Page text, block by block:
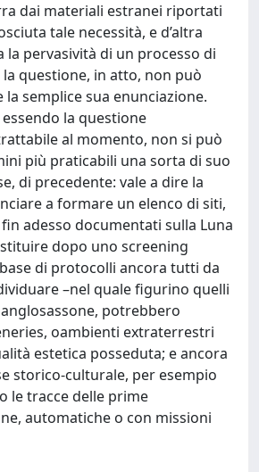
dai materiali estranei riportati
tale necessità, e d’altra
la pervasività di un processo di
questione, in atto, non può
semplice sua enunciazione.
la questione
al momento, non si può
più praticabili una sorta di suo
di precedente: vale a dire la
a formare un elenco di siti,
adesso documentati sulla Luna
dopo uno screening
di protocolli ancora tutti da
–nel quale figurino quelli
potrebbero
oambienti extraterrestri
estetica posseduta; e ancora
storico-culturale, per esempio
le tracce delle prime
automatiche o con missioni